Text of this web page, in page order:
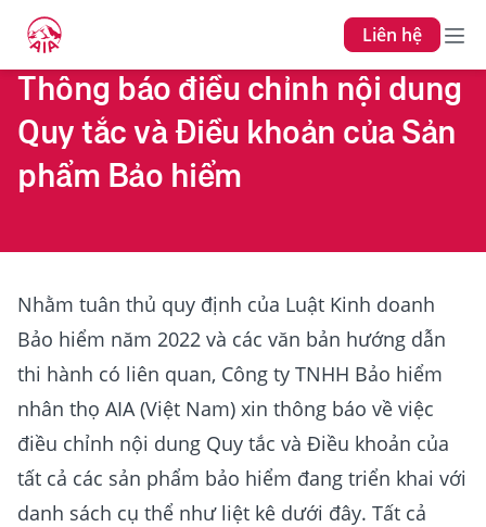
Liên hệ
Thông báo điều chỉnh nội dung
Quy tắc và Điều khoản của Sản
phẩm Bảo hiểm
Nhằm tuân thủ quy định của Luật Kinh doanh
Bảo hiểm năm 2022 và các văn bản hướng dẫn
thi hành có liên quan, Công ty TNHH Bảo hiểm
nhân thọ AIA (Việt Nam) xin thông báo về việc
điều chỉnh nội dung Quy tắc và Điều khoản của
tất cả các sản phẩm bảo hiểm đang triển khai với
danh sách cụ thể như liệt kê dưới đây. Tất cả